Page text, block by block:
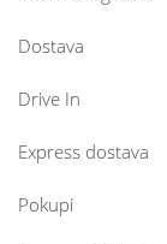
Dostava
Drive In
Express dostava
Pokupi